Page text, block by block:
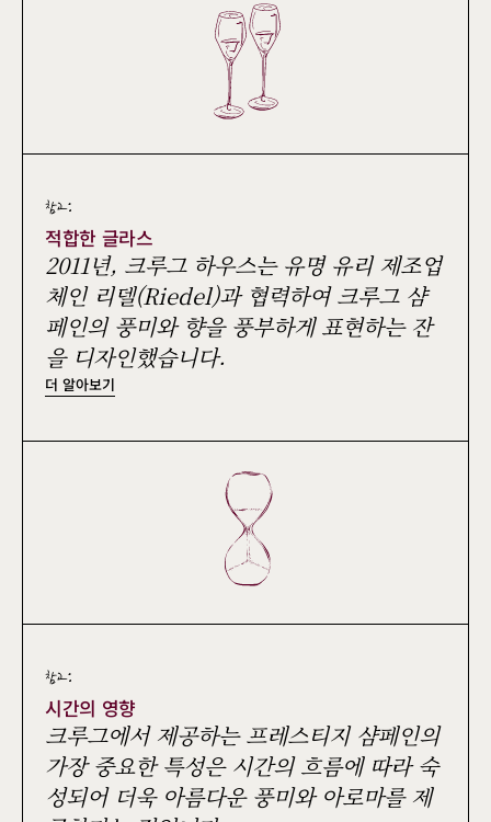
참고:
적합한 글라스
2011년, 크루그 하우스는 유명 유리 제조업
체인 리델(Riedel)과 협력하여 크루그 샴
페인의 풍미와 향을 풍부하게 표현하는 잔
을 디자인했습니다.
더 알아보기
참고:
시간의 영향
크루그에서 제공하는 프레스티지 샴페인의
가장 중요한 특성은 시간의 흐름에 따라 숙
성되어 더욱 아름다운 풍미와 아로마를 제